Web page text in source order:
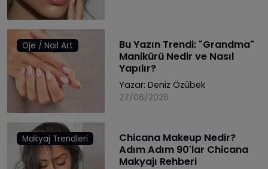
Oje / Nail Art
Bu Yazın Trendi: "Grandma"
Manikürü Nedir ve Nasıl
Yapılır?
Yazar: Deniz Özübek
27/06/2026
Makyaj Trendleri
Chicana Makeup Nedir?
Adım Adım 90'lar Chicana
Makyajı Rehberi